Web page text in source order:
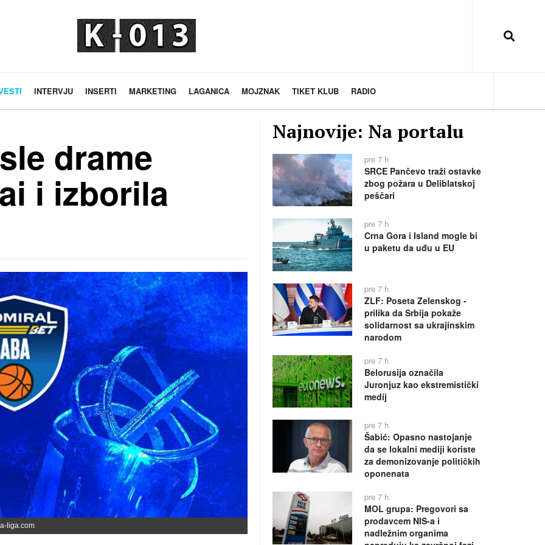
INTERVJU INSERTI MARKETING LAGANICA MOJZNAK TIKET KLUB RADIO
drame
i izborila
liga.com
Najnovije: Na portalu
pre 7 h
SRCE Pančevo traži ostavke
zbog požara u Deliblatskoj
peščari
pre 7 h
Crna Gora i Island mogle bi
u paketu da uđu u EU
pre 7 h
ZLF: Poseta Zelenskog -
prilika da Srbija pokaže
solidarnost sa ukrajinskim
narodom
pre 7 h
Belorusija označila
Juronjuz kao ekstremistički
medij
pre 7 h
Šabić: Opasno nastojanje
da se lokalni mediji koriste
za demonizovanje političkih
oponenata
pre 7 h
MOL grupa: Pregovori sa
prodavcem NIS-a i
nadležnim organima